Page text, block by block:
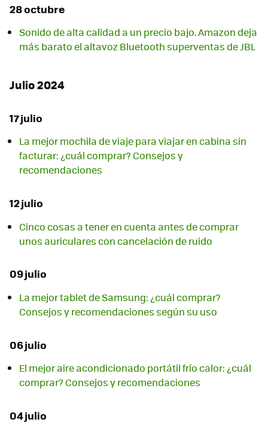
28 octubre
Sonido de alta calidad a un precio bajo. Amazon deja
más barato el altavoz Bluetooth superventas de JBL
Julio 2024
17 julio
La mejor mochila de viaje para viajar en cabina sin
facturar: ¿cuál comprar? Consejos y
recomendaciones
12 julio
Cinco cosas a tener en cuenta antes de comprar
unos auriculares con cancelación de ruido
09 julio
La mejor tablet de Samsung: ¿cuál comprar?
Consejos y recomendaciones según su uso
06 julio
El mejor aire acondicionado portátil frío calor: ¿cuál
comprar? Consejos y recomendaciones
04 julio